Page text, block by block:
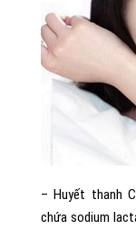
– Huyết thanh
chứa sodium